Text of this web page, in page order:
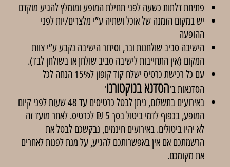
פתיחת דלתות כשעה לפני תחילת המופע ומומלץ להגיע מוקדם
יש במקום הזמנה של אוכל ושתיה ע”י מלצרים/יות לפני
ההופעה
הישיבה סביב שולחנות ובר, וסידור הישיבה נקבע ע”י צוות
המקום (אין התחייבות לישיבה סביב שולחן או בשולחן לבד).
עם כל רכישת כרטיס ישלח קוד קופון ל15% הנחה לכל
הסדנאות ב'הסדנא בנוקטורנו'
באירועים בתשלום, ניתן לבטל כרטיסים עד 48 שעות לפני קיום
המופע, בכפוף לדמי ביטול בסך 5 ₪ לכרטיס. לאחר מועד זה
לא יהיו ביטולים. באירועים חינמים, נבקשכם לבטל את
הרשמתכם אם אין באפשרותכם להגיע, על מנת לפנות לאחרים
את מקומכם.